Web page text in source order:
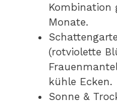
Kombination
Monate.
(rotviolette
kühle Ecken.
Sonne &